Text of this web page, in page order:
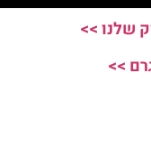
שלנו >>
>>